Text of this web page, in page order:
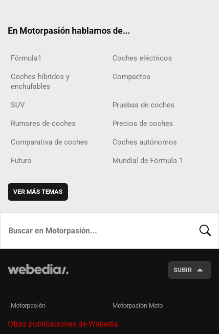
En Motorpasión hablamos de...
Fórmula1 Coches eléctricos
Coches híbridos y
enchufables
Compactos
SUV Pruebas de coches
Rumores de coches Precios de coches
Comparativa de coches Coches autónomos
Futuro Mundial de Fórmula 1
VER MÁS TEMAS
SUBIR
Motorpasión Motorpasión Moto
Otras publicaciones de Webedia